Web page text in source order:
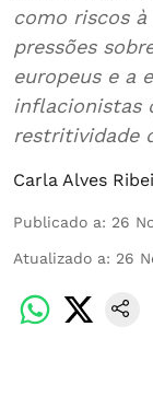
como riscos
pressões
europeus e a
inflacionistas
restritividade
Carla Alves
Publicado a: 26
Atualizado a: 26